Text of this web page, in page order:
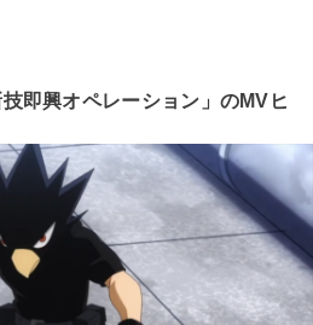
技即興オペレーション」のMVヒ